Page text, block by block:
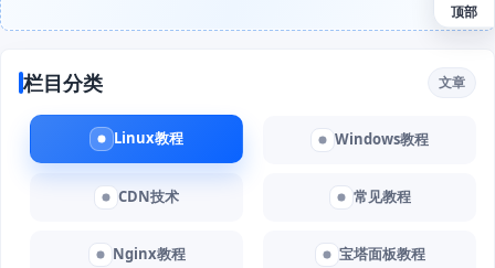
栏目分类 文章
Linux教程 Windows教程
CDN技术 常见教程
Nginx教程 宝塔面板教程
顶部